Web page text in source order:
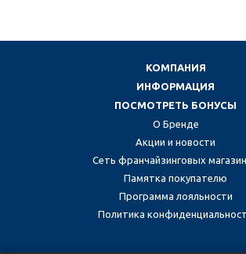
КОМПАНИЯ
ИНФОРМАЦИЯ
ПОСМОТРЕТЬ БОНУСЫ
О Бренде
Акции и новости
Сеть франчайзинговых
Памятка покупателю
Программа лояльности
Политика